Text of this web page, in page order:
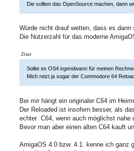
Die sollten das OpenSource machen, dann
Würde nicht drauf wetten, dass es
Die Nutzerzahl für das moderne
Zitat
Sollte es OS4 irgendwann für meinen
Mich reizt ja sogar der Commodore 64
Bei mir hängt ein originaler C64 im
Der Reloaded ist insofern besser, als
echter C64, wenn auch möglichst nahe
Bevor man aber einen alten C64 kauft
AmigaOS 4.0 bzw. 4.1. kenne ich ganz